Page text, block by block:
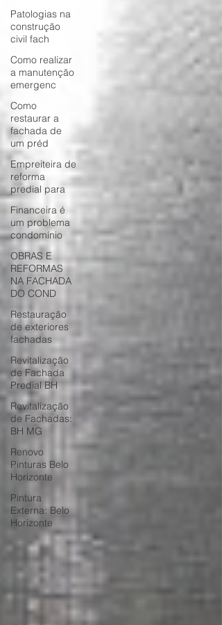
Patologias na
construção
civil fach
Como realizar
a manutenção
emergenc
Como
restaurar a
fachada de
um préd
Empreiteira de
reforma
predial para
Financeira é
um problema
condomínio
OBRAS E
REFORMAS
NA FACHADA
DO COND
Restauração
de exteriores
fachadas
Revitalização
de Fachada
Predial BH
Revitalização
de Fachadas:
BH MG
Renovo
Pinturas Belo
Horizonte
Pintura
Externa: Belo
Horizonte